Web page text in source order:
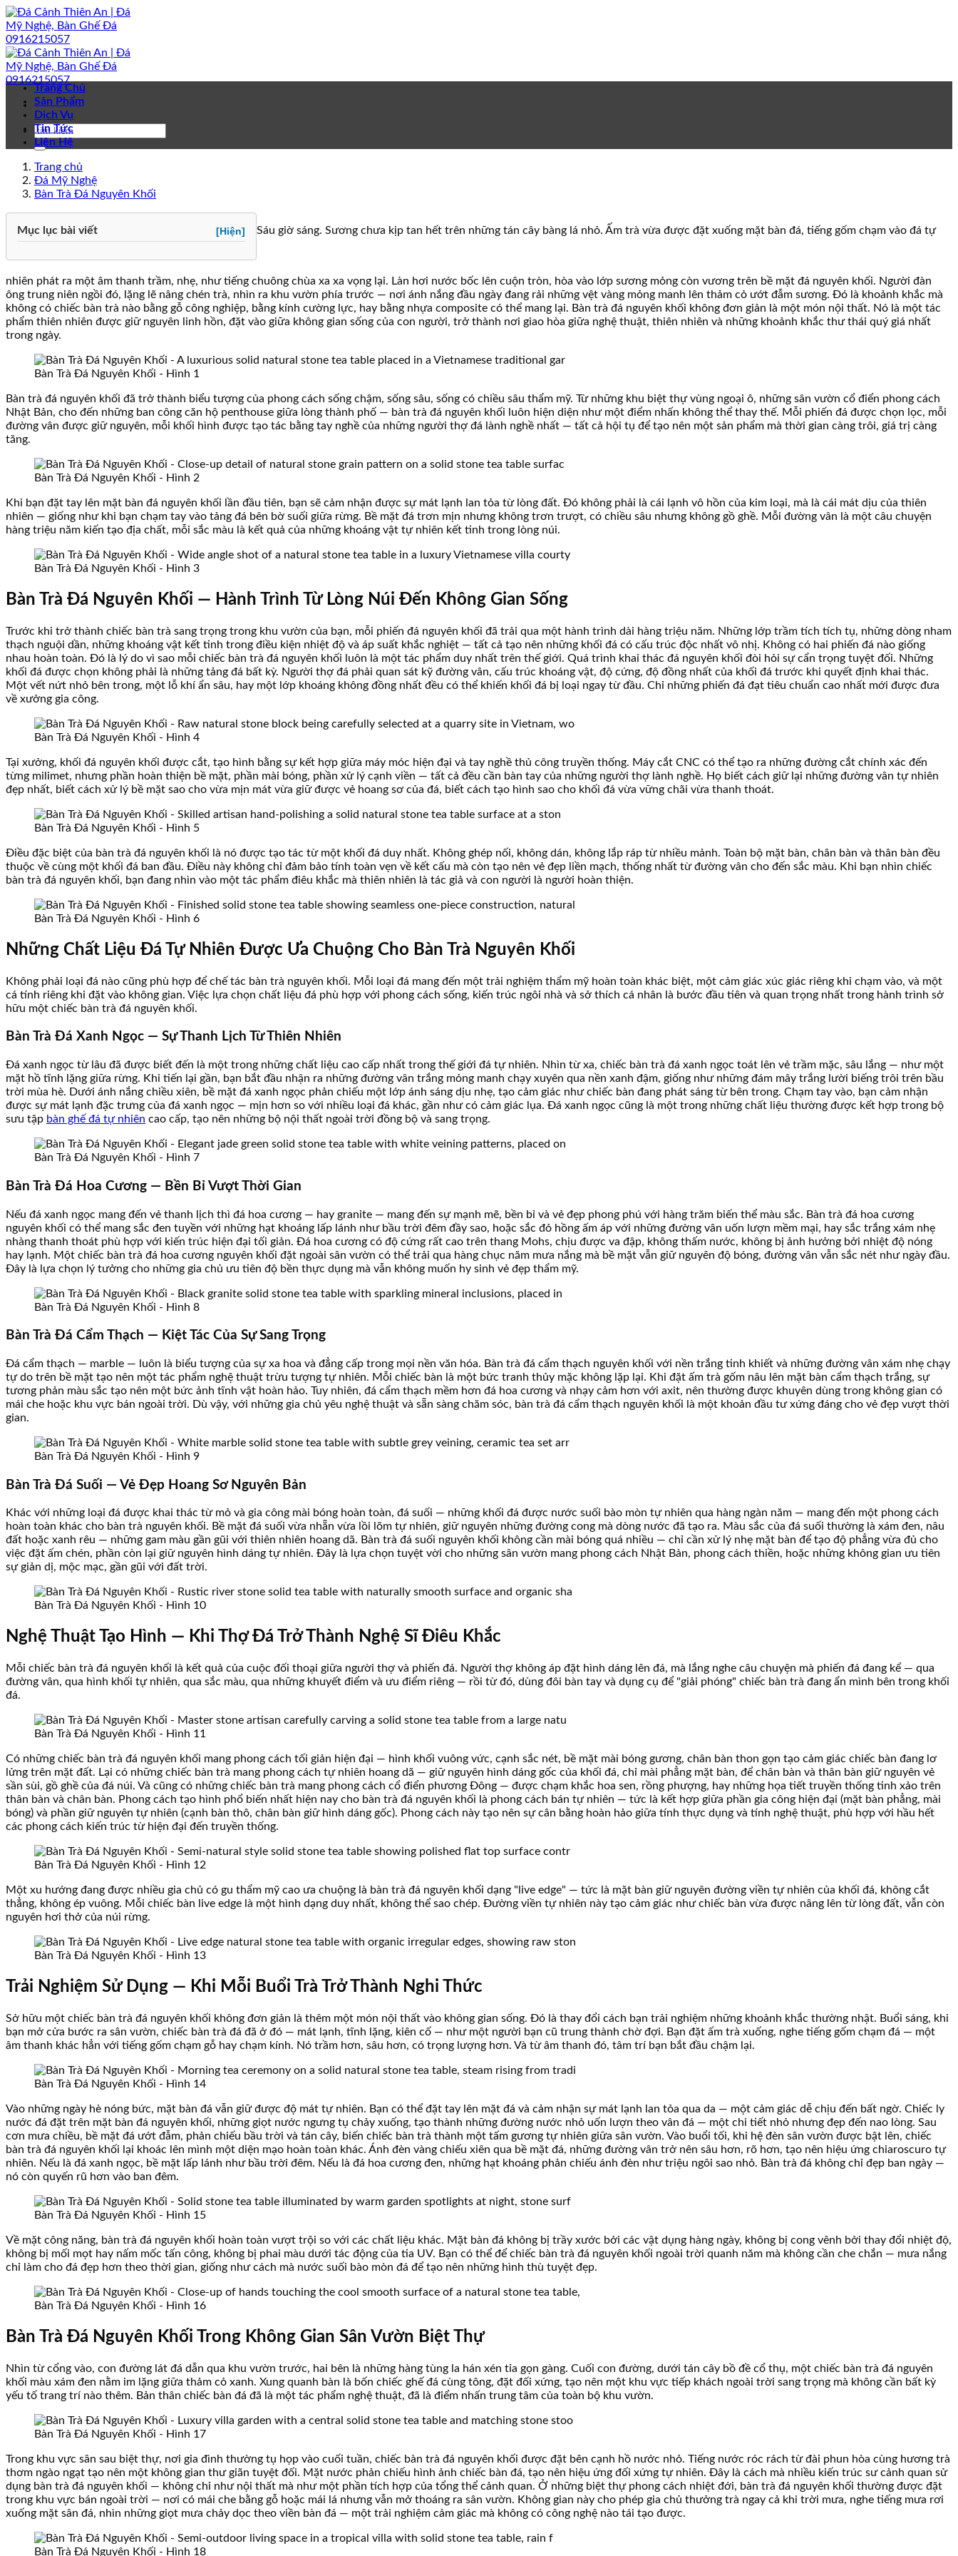
Bỏ
qua
nội
dung
Trang Chủ
Sản Phẩm
Dịch Vụ
Tin Tức
Liên Hệ
Trang chủ
Đá Mỹ Nghệ
Bàn Trà Đá Nguyên Khối
Mục lục bài viết [Hiện] Sáu giờ sáng. Sương chưa kịp tan hết trên những tán cây bàng lá nhỏ. Ấm trà vừa được đặt xuống mặt bàn đá, tiếng gốm chạm vào đá tự
nhiên phát ra một âm thanh trầm, nhẹ, như tiếng chuông chùa xa xa vọng lại. Làn hơi nước bốc lên cuộn tròn, hòa vào lớp sương mỏng còn vương trên bề mặt đá nguyên khối. Người đàn
ông trung niên ngồi đó, lặng lẽ nâng chén trà, nhìn ra khu vườn phía trước — nơi ánh nắng đầu ngày đang rải những vệt vàng mỏng manh lên thảm cỏ ướt đẫm sương. Đó là khoảnh khắc mà
không có chiếc bàn trà nào bằng gỗ công nghiệp, bằng kính cường lực, hay bằng nhựa composite có thể mang lại. Bàn trà đá nguyên khối không đơn giản là một món nội thất. Nó là một tác
phẩm thiên nhiên được giữ nguyên linh hồn, đặt vào giữa không gian sống của con người, trở thành nơi giao hòa giữa nghệ thuật, thiên nhiên và những khoảnh khắc thư thái quý giá nhất
trong ngày.
Bàn Trà Đá Nguyên Khối - Hình 1
Bàn trà đá nguyên khối đã trở thành biểu tượng của phong cách sống chậm, sống sâu, sống có chiều sâu thẩm mỹ. Từ những khu biệt thự vùng ngoại ô, những sân vườn cổ điển phong cách
Nhật Bản, cho đến những ban công căn hộ penthouse giữa lòng thành phố — bàn trà đá nguyên khối luôn hiện diện như một điểm nhấn không thể thay thế. Mỗi phiến đá được chọn lọc, mỗi
đường vân được giữ nguyên, mỗi khối hình được tạo tác bằng tay nghề của những người thợ đá lành nghề nhất — tất cả hội tụ để tạo nên một sản phẩm mà thời gian càng trôi, giá trị càng
tăng.
Bàn Trà Đá Nguyên Khối - Hình 2
Khi bạn đặt tay lên mặt bàn đá nguyên khối lần đầu tiên, bạn sẽ cảm nhận được sự mát lạnh lan tỏa từ lòng đất. Đó không phải là cái lạnh vô hồn của kim loại, mà là cái mát dịu của thiên
nhiên — giống như khi bạn chạm tay vào tảng đá bên bờ suối giữa rừng. Bề mặt đá trơn mịn nhưng không trơn trượt, có chiều sâu nhưng không gồ ghề. Mỗi đường vân là một câu chuyện
hàng triệu năm kiến tạo địa chất, mỗi sắc màu là kết quả của những khoáng vật tự nhiên kết tinh trong lòng núi.
Bàn Trà Đá Nguyên Khối - Hình 3
Bàn Trà Đá Nguyên Khối — Hành Trình Từ Lòng Núi Đến Không Gian Sống
Trước khi trở thành chiếc bàn trà sang trọng trong khu vườn của bạn, mỗi phiến đá nguyên khối đã trải qua một hành trình dài hàng triệu năm. Những lớp trầm tích tích tụ, những dòng nham
thạch nguội dần, những khoáng vật kết tinh trong điều kiện nhiệt độ và áp suất khắc nghiệt — tất cả tạo nên những khối đá có cấu trúc độc nhất vô nhị. Không có hai phiến đá nào giống
nhau hoàn toàn. Đó là lý do vì sao mỗi chiếc bàn trà đá nguyên khối luôn là một tác phẩm duy nhất trên thế giới. Quá trình khai thác đá nguyên khối đòi hỏi sự cẩn trọng tuyệt đối. Những
khối đá được chọn không phải là những tảng đá bất kỳ. Người thợ đá phải quan sát kỹ đường vân, cấu trúc khoáng vật, độ cứng, độ đồng nhất của khối đá trước khi quyết định khai thác.
Một vết nứt nhỏ bên trong, một lỗ khí ẩn sâu, hay một lớp khoáng không đồng nhất đều có thể khiến khối đá bị loại ngay từ đầu. Chỉ những phiến đá đạt tiêu chuẩn cao nhất mới được đưa
về xưởng gia công.
Bàn Trà Đá Nguyên Khối - Hình 4
Tại xưởng, khối đá nguyên khối được cắt, tạo hình bằng sự kết hợp giữa máy móc hiện đại và tay nghề thủ công truyền thống. Máy cắt CNC có thể tạo ra những đường cắt chính xác đến
từng milimet, nhưng phần hoàn thiện bề mặt, phần mài bóng, phần xử lý cạnh viền — tất cả đều cần bàn tay của những người thợ lành nghề. Họ biết cách giữ lại những đường vân tự nhiên
đẹp nhất, biết cách xử lý bề mặt sao cho vừa mịn mát vừa giữ được vẻ hoang sơ của đá, biết cách tạo hình sao cho khối đá vừa vững chãi vừa thanh thoát.
Bàn Trà Đá Nguyên Khối - Hình 5
Điều đặc biệt của bàn trà đá nguyên khối là nó được tạo tác từ một khối đá duy nhất. Không ghép nối, không dán, không lắp ráp từ nhiều mảnh. Toàn bộ mặt bàn, chân bàn và thân bàn đều
thuộc về cùng một khối đá ban đầu. Điều này không chỉ đảm bảo tính toàn vẹn về kết cấu mà còn tạo nên vẻ đẹp liền mạch, thống nhất từ đường vân cho đến sắc màu. Khi bạn nhìn chiếc
bàn trà đá nguyên khối, bạn đang nhìn vào một tác phẩm điêu khắc mà thiên nhiên là tác giả và con người là người hoàn thiện.
Bàn Trà Đá Nguyên Khối - Hình 6
Những Chất Liệu Đá Tự Nhiên Được Ưa Chuộng Cho Bàn Trà Nguyên Khối
Không phải loại đá nào cũng phù hợp để chế tác bàn trà nguyên khối. Mỗi loại đá mang đến một trải nghiệm thẩm mỹ hoàn toàn khác biệt, một cảm giác xúc giác riêng khi chạm vào, và một
cá tính riêng khi đặt vào không gian. Việc lựa chọn chất liệu đá phù hợp với phong cách sống, kiến trúc ngôi nhà và sở thích cá nhân là bước đầu tiên và quan trọng nhất trong hành trình sở
hữu một chiếc bàn trà đá nguyên khối.
Bàn Trà Đá Xanh Ngọc — Sự Thanh Lịch Từ Thiên Nhiên
Đá xanh ngọc từ lâu đã được biết đến là một trong những chất liệu cao cấp nhất trong thế giới đá tự nhiên. Nhìn từ xa, chiếc bàn trà đá xanh ngọc toát lên vẻ trầm mặc, sâu lắng — như một
mặt hồ tĩnh lặng giữa rừng. Khi tiến lại gần, bạn bắt đầu nhận ra những đường vân trắng mỏng manh chạy xuyên qua nền xanh đậm, giống như những đám mây trắng lười biếng trôi trên bầu
trời mùa hè. Dưới ánh nắng chiều xiên, bề mặt đá xanh ngọc phản chiếu một lớp ánh sáng dịu nhẹ, tạo cảm giác như chiếc bàn đang phát sáng từ bên trong. Chạm tay vào, bạn cảm nhận
được sự mát lạnh đặc trưng của đá xanh ngọc — mịn hơn so với nhiều loại đá khác, gần như có cảm giác lụa. Đá xanh ngọc cũng là một trong những chất liệu thường được kết hợp trong bộ
sưu tập bàn ghế đá tự nhiên cao cấp, tạo nên những bộ nội thất ngoài trời đồng bộ và sang trọng.
Bàn Trà Đá Nguyên Khối - Hình 7
Bàn Trà Đá Hoa Cương — Bền Bỉ Vượt Thời Gian
Nếu đá xanh ngọc mang đến vẻ thanh lịch thì đá hoa cương — hay granite — mang đến sự mạnh mẽ, bền bỉ và vẻ đẹp phong phú với hàng trăm biến thể màu sắc. Bàn trà đá hoa cương
nguyên khối có thể mang sắc đen tuyền với những hạt khoáng lấp lánh như bầu trời đêm đầy sao, hoặc sắc đỏ hồng ấm áp với những đường vân uốn lượn mềm mại, hay sắc trắng xám nhẹ
nhàng thanh thoát phù hợp với kiến trúc hiện đại tối giản. Đá hoa cương có độ cứng rất cao trên thang Mohs, chịu được va đập, không thấm nước, không bị ảnh hưởng bởi nhiệt độ nóng
hay lạnh. Một chiếc bàn trà đá hoa cương nguyên khối đặt ngoài sân vườn có thể trải qua hàng chục năm mưa nắng mà bề mặt vẫn giữ nguyên độ bóng, đường vân vẫn sắc nét như ngày đầu.
Đây là lựa chọn lý tưởng cho những gia chủ ưu tiên độ bền thực dụng mà vẫn không muốn hy sinh vẻ đẹp thẩm mỹ.
Bàn Trà Đá Nguyên Khối - Hình 8
Bàn Trà Đá Cẩm Thạch — Kiệt Tác Của Sự Sang Trọng
Đá cẩm thạch — marble — luôn là biểu tượng của sự xa hoa và đẳng cấp trong mọi nền văn hóa. Bàn trà đá cẩm thạch nguyên khối với nền trắng tinh khiết và những đường vân xám nhẹ chạy
tự do trên bề mặt tạo nên một tác phẩm nghệ thuật trừu tượng tự nhiên. Mỗi chiếc bàn là một bức tranh thủy mặc không lặp lại. Khi đặt ấm trà gốm nâu lên mặt bàn cẩm thạch trắng, sự
tương phản màu sắc tạo nên một bức ảnh tĩnh vật hoàn hảo. Tuy nhiên, đá cẩm thạch mềm hơn đá hoa cương và nhạy cảm hơn với axit, nên thường được khuyên dùng trong không gian có
mái che hoặc khu vực bán ngoài trời. Dù vậy, với những gia chủ yêu nghệ thuật và sẵn sàng chăm sóc, bàn trà đá cẩm thạch nguyên khối là một khoản đầu tư xứng đáng cho vẻ đẹp vượt thời
gian.
Bàn Trà Đá Nguyên Khối - Hình 9
Bàn Trà Đá Suối — Vẻ Đẹp Hoang Sơ Nguyên Bản
Khác với những loại đá được khai thác từ mỏ và gia công mài bóng hoàn toàn, đá suối — những khối đá được nước suối bào mòn tự nhiên qua hàng ngàn năm — mang đến một phong cách
hoàn toàn khác cho bàn trà nguyên khối. Bề mặt đá suối vừa nhẵn vừa lồi lõm tự nhiên, giữ nguyên những đường cong mà dòng nước đã tạo ra. Màu sắc của đá suối thường là xám đen, nâu
đất hoặc xanh rêu — những gam màu gần gũi với thiên nhiên hoang dã. Bàn trà đá suối nguyên khối không cần mài bóng quá nhiều — chỉ cần xử lý nhẹ mặt bàn để tạo độ phẳng vừa đủ cho
việc đặt ấm chén, phần còn lại giữ nguyên hình dáng tự nhiên. Đây là lựa chọn tuyệt vời cho những sân vườn mang phong cách Nhật Bản, phong cách thiền, hoặc những không gian ưu tiên
sự giản dị, mộc mạc, gần gũi với đất trời.
Bàn Trà Đá Nguyên Khối - Hình 10
Nghệ Thuật Tạo Hình — Khi Thợ Đá Trở Thành Nghệ Sĩ Điêu Khắc
Mỗi chiếc bàn trà đá nguyên khối là kết quả của cuộc đối thoại giữa người thợ và phiến đá. Người thợ không áp đặt hình dáng lên đá, mà lắng nghe câu chuyện mà phiến đá đang kể — qua
đường vân, qua hình khối tự nhiên, qua sắc màu, qua những khuyết điểm và ưu điểm riêng — rồi từ đó, dùng đôi bàn tay và dụng cụ để "giải phóng" chiếc bàn trà đang ẩn mình bên trong khối
đá.
Bàn Trà Đá Nguyên Khối - Hình 11
Có những chiếc bàn trà đá nguyên khối mang phong cách tối giản hiện đại — hình khối vuông vức, cạnh sắc nét, bề mặt mài bóng gương, chân bàn thon gọn tạo cảm giác chiếc bàn đang lơ
lửng trên mặt đất. Lại có những chiếc bàn trà mang phong cách tự nhiên hoang dã — giữ nguyên hình dáng gốc của khối đá, chỉ mài phẳng mặt bàn, để chân bàn và thân bàn giữ nguyên vẻ
sần sùi, gồ ghề của đá núi. Và cũng có những chiếc bàn trà mang phong cách cổ điển phương Đông — được chạm khắc hoa sen, rồng phượng, hay những họa tiết truyền thống tinh xảo trên
thân bàn và chân bàn. Phong cách tạo hình phổ biến nhất hiện nay cho bàn trà đá nguyên khối là phong cách bán tự nhiên — tức là kết hợp giữa phần gia công hiện đại (mặt bàn phẳng, mài
bóng) và phần giữ nguyên tự nhiên (cạnh bàn thô, chân bàn giữ hình dáng gốc). Phong cách này tạo nên sự cân bằng hoàn hảo giữa tính thực dụng và tính nghệ thuật, phù hợp với hầu hết
các phong cách kiến trúc từ hiện đại đến truyền thống.
Bàn Trà Đá Nguyên Khối - Hình 12
Một xu hướng đang được nhiều gia chủ có gu thẩm mỹ cao ưa chuộng là bàn trà đá nguyên khối dạng "live edge" — tức là mặt bàn giữ nguyên đường viền tự nhiên của khối đá, không cắt
thẳng, không ép vuông. Mỗi chiếc bàn live edge là một hình dạng duy nhất, không thể sao chép. Đường viền tự nhiên này tạo cảm giác như chiếc bàn vừa được nâng lên từ lòng đất, vẫn còn
nguyên hơi thở của núi rừng.
Bàn Trà Đá Nguyên Khối - Hình 13
Trải Nghiệm Sử Dụng — Khi Mỗi Buổi Trà Trở Thành Nghi Thức
Sở hữu một chiếc bàn trà đá nguyên khối không đơn giản là thêm một món nội thất vào không gian sống. Đó là thay đổi cách bạn trải nghiệm những khoảnh khắc thường nhật. Buổi sáng, khi
bạn mở cửa bước ra sân vườn, chiếc bàn trà đá đã ở đó — mát lạnh, tĩnh lặng, kiên cố — như một người bạn cũ trung thành chờ đợi. Bạn đặt ấm trà xuống, nghe tiếng gốm chạm đá — một
âm thanh khác hẳn với tiếng gốm chạm gỗ hay chạm kính. Nó trầm hơn, sâu hơn, có trọng lượng hơn. Và từ âm thanh đó, tâm trí bạn bắt đầu chậm lại.
Bàn Trà Đá Nguyên Khối - Hình 14
Vào những ngày hè nóng bức, mặt bàn đá vẫn giữ được độ mát tự nhiên. Bạn có thể đặt tay lên mặt đá và cảm nhận sự mát lạnh lan tỏa qua da — một cảm giác dễ chịu đến bất ngờ. Chiếc ly
nước đá đặt trên mặt bàn đá nguyên khối, những giọt nước ngưng tụ chảy xuống, tạo thành những đường nước nhỏ uốn lượn theo vân đá — một chi tiết nhỏ nhưng đẹp đến nao lòng. Sau
cơn mưa chiều, bề mặt đá ướt đẫm, phản chiếu bầu trời và tán cây, biến chiếc bàn trà thành một tấm gương tự nhiên giữa sân vườn. Vào buổi tối, khi hệ đèn sân vườn được bật lên, chiếc
bàn trà đá nguyên khối lại khoác lên mình một diện mạo hoàn toàn khác. Ánh đèn vàng chiếu xiên qua bề mặt đá, những đường vân trở nên sâu hơn, rõ hơn, tạo nên hiệu ứng chiaroscuro tự
nhiên. Nếu là đá xanh ngọc, bề mặt lấp lánh như bầu trời đêm. Nếu là đá hoa cương đen, những hạt khoáng phản chiếu ánh đèn như triệu ngôi sao nhỏ. Bàn trà đá không chỉ đẹp ban ngày —
nó còn quyến rũ hơn vào ban đêm.
Bàn Trà Đá Nguyên Khối - Hình 15
Về mặt công năng, bàn trà đá nguyên khối hoàn toàn vượt trội so với các chất liệu khác. Mặt bàn đá không bị trầy xước bởi các vật dụng hàng ngày, không bị cong vênh bởi thay đổi nhiệt độ,
không bị mối mọt hay nấm mốc tấn công, không bị phai màu dưới tác động của tia UV. Bạn có thể để chiếc bàn trà đá nguyên khối ngoài trời quanh năm mà không cần che chắn — mưa nắng
chỉ làm cho đá đẹp hơn theo thời gian, giống như cách mà nước suối bào mòn đá để tạo nên những hình thù tuyệt đẹp.
Bàn Trà Đá Nguyên Khối - Hình 16
Bàn Trà Đá Nguyên Khối Trong Không Gian Sân Vườn Biệt Thự
Nhìn từ cổng vào, con đường lát đá dẫn qua khu vườn trước, hai bên là những hàng tùng la hán xén tỉa gọn gàng. Cuối con đường, dưới tán cây bồ đề cổ thụ, một chiếc bàn trà đá nguyên
khối màu xám đen nằm im lặng giữa thảm cỏ xanh. Xung quanh bàn là bốn chiếc ghế đá cùng tông, đặt đối xứng, tạo nên một khu vực tiếp khách ngoài trời sang trọng mà không cần bất kỳ
yếu tố trang trí nào thêm. Bản thân chiếc bàn đá đã là một tác phẩm nghệ thuật, đã là điểm nhấn trung tâm của toàn bộ khu vườn.
Bàn Trà Đá Nguyên Khối - Hình 17
Trong khu vực sân sau biệt thự, nơi gia đình thường tụ họp vào cuối tuần, chiếc bàn trà đá nguyên khối được đặt bên cạnh hồ nước nhỏ. Tiếng nước róc rách từ đài phun hòa cùng hương trà
thơm ngào ngạt tạo nên một không gian thư giãn tuyệt đối. Mặt nước phản chiếu hình ảnh chiếc bàn đá, tạo nên hiệu ứng đối xứng tự nhiên. Đây là cách mà nhiều kiến trúc sư cảnh quan sử
dụng bàn trà đá nguyên khối — không chỉ như nội thất mà như một phần tích hợp của tổng thể cảnh quan. Ở những biệt thự phong cách nhiệt đới, bàn trà đá nguyên khối thường được đặt
trong khu vực bán ngoài trời — nơi có mái che bằng gỗ hoặc mái lá nhưng vẫn mở thoáng ra sân vườn. Không gian này cho phép gia chủ thưởng trà ngay cả khi trời mưa, nghe tiếng mưa rơi
xuống mặt sân đá, nhìn những giọt mưa chảy dọc theo viền bàn đá — một trải nghiệm cảm giác mà không có công nghệ nào tái tạo được.
Bàn Trà Đá Nguyên Khối - Hình 18